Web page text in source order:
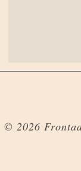
© 2026